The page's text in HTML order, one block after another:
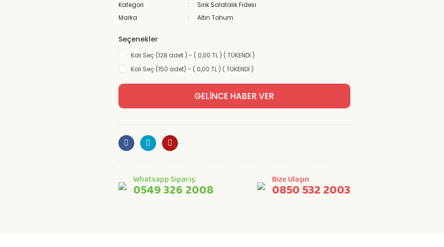
Kategori
Sırık Salatalık Fidesi
Marka
Altın Tohum
Seçenekler
Koli Seç (128 adet ) - ( 0,00 TL ) ( TÜKENDİ )
Koli Seç (150 adet) - ( 0,00 TL ) ( TÜKENDİ )
GELİNCE HABER VER
Whatsapp Sipariş:
0549 326 2008
Bize Ulaşın
0850 532 2003